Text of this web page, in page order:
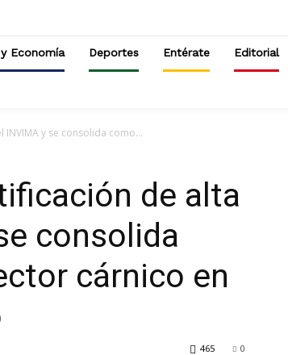
Economía Deportes Entérate Editorial
y se consolida como...
de alta
consolida
cárnico en
0
465